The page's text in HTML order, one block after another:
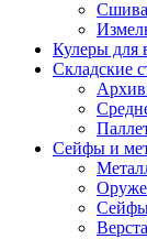
Кулеры для
Складские
Сейфы и